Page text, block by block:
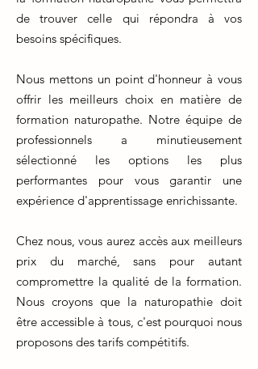
de trouver celle qui répondra à vos
besoins spécifiques.
Nous mettons un point d'honneur à vous
offrir les meilleurs choix en matière de
formation naturopathe. Notre équipe de
professionnels a minutieusement
sélectionné les options les plus
performantes pour vous garantir une
expérience d'apprentissage enrichissante.
Chez nous, vous aurez accès aux meilleurs
prix du marché, sans pour autant
compromettre la qualité de la formation.
Nous croyons que la naturopathie doit
être accessible à tous, c'est pourquoi nous
proposons des tarifs compétitifs.